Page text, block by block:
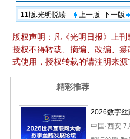
11版:光明悦读 上一版 下一版
版权声明：凡《光明日报》上
授权不得转载、摘编、改编、
式使用，授权转载的请注明来源